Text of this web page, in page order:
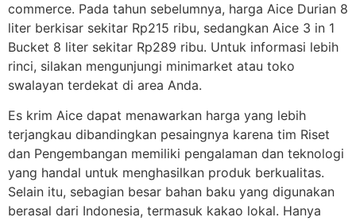
commerce. Pada tahun sebelumnya, harga Aice Durian 8
liter berkisar sekitar Rp215 ribu, sedangkan Aice 3 in 1
Bucket 8 liter sekitar Rp289 ribu. Untuk informasi lebih
rinci, silakan mengunjungi minimarket atau toko
swalayan terdekat di area Anda.
Es krim Aice dapat menawarkan harga yang lebih
terjangkau dibandingkan pesaingnya karena tim Riset
dan Pengembangan memiliki pengalaman dan teknologi
yang handal untuk menghasilkan produk berkualitas.
Selain itu, sebagian besar bahan baku yang digunakan
berasal dari Indonesia, termasuk kakao lokal. Hanya